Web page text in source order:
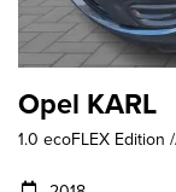
Opel KARL
1.0 ecoFLEX